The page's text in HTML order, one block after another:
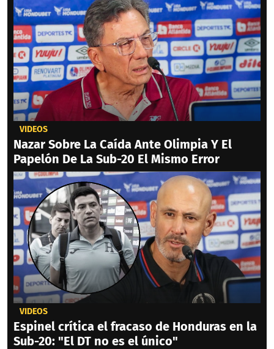
VIDEOS
Nazar Sobre La Caída Ante Olimpia Y El
Papelón De La Sub-20 El Mismo Error
VIDEOS
Espinel crítica el fracaso de Honduras en la
Sub-20: "El DT no es el único"